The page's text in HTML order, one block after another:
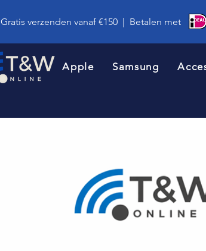
Gratis verzenden vanaf €150 | Betalen
Apple Samsung